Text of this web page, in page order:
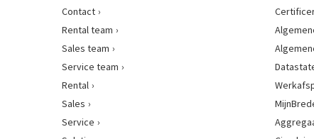
Contact
Rental team
Sales team
Service team
Rental
Sales
Service